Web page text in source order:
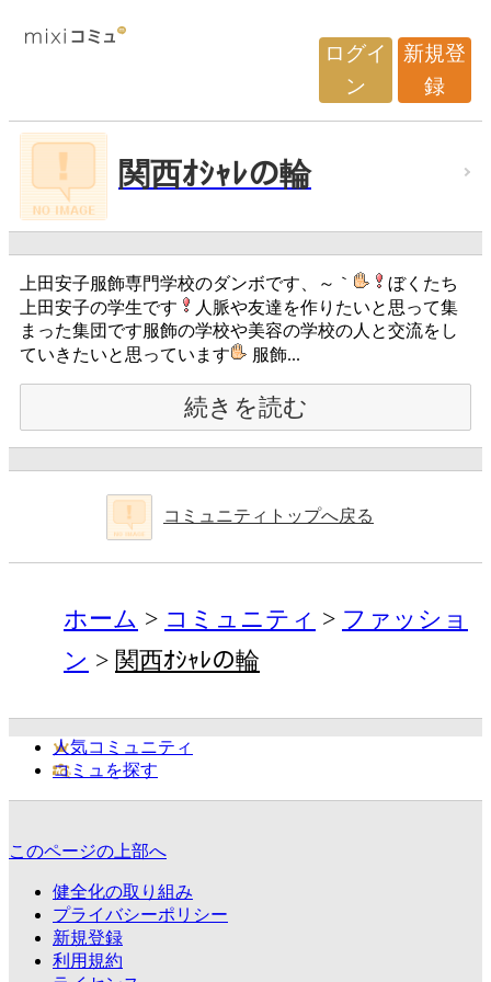
ログイ
ン
新規登
録
関西ｵｼｬﾚの輪
上田安子服飾専門学校のダンボです、～｀
ぼくたち
上田安子の学生です
人脈や友達を作りたいと思って集
まった集団です服飾の学校や美容の学校の人と交流をし
ていきたいと思っています
服飾...
続きを読む
コミュニティトップへ戻る
ホーム コミュニティ
ファッショ
ン
関西ｵｼｬﾚの輪
人気コミュニティ
コミュを探す
このページの上部へ
健全化の取り組み
プライバシーポリシー
新規登録
利用規約